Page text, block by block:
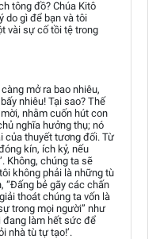
tông đồ? Chúa Kitô
do gì để bạn và tôi
vài sự cố tồi tệ trong
mở ra bao nhiêu,
nhiêu! Tại sao? Thế
nhằm cuốn hút con
nghĩa hưởng thụ; nó
của thuyết tương đối. Từ
kín, ích kỷ, nếu
Không, chúng ta sẽ
không phải là những tù
“Đấng bẻ gãy các chấn
thoát chúng ta vốn là
trong mọi người” như
đang làm hết sức để
nhà tù tự tạo!’.